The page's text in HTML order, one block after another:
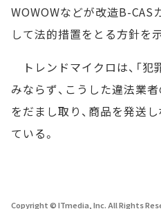
WOWOWなどが改造B-CAS
して法的措置をとる方針を
トレンドマイクロは、「
みならず、こうした違法業
をだまし取り、商品を発送
ている。
Copyright © ITmedia, Inc. All Rights